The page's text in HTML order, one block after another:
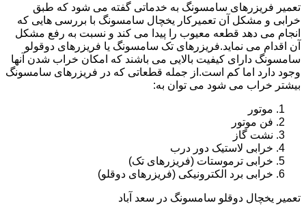
تعمیر فریزرهای سامسونگ به خدماتی گفته می شود که طبق
خرابی و مشکل آن تعمیرکار یخچال سامسونگ با بررسی هایی که
انجام می دهد قطعه معیوب را پیدا می کند و نسبت به رفع مشکل
آن اقدام می نماید.فریزرهای تک سامسونگ یا فریزرهای دوقولو
سامسونگ دارای کیفیت بالایی می باشند که امکان خراب شدن آنها
وجود دارد اما کم است.از جمله قطعاتی که در فریزرهای سامسونگ
بیشتر خراب می شود می توان به:
موتور
فن موتور
نشت گاز
خرابی لاستیک دور درب
خرابی ترموستات (فریزرهای تک)
خرابی برد الکترونیکی (فریزرهای دوقلو)
تعمیر یخچال دوقلو سامسونگ در سعد آباد